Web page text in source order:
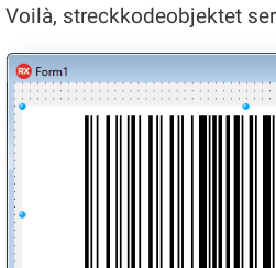
Voilà, streckkodeobjektet